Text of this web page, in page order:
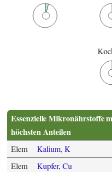
Essenzielle Mikronährstoffe
höchsten Anteilen
Elem Kalium, K
Elem
Kupfer, Cu